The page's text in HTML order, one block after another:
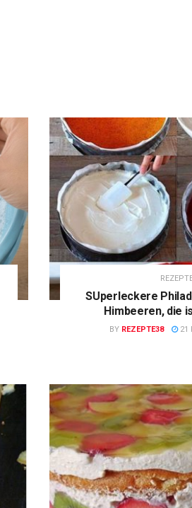
SUperleckere
Himbeeren, die
BY REZEPTE38 21